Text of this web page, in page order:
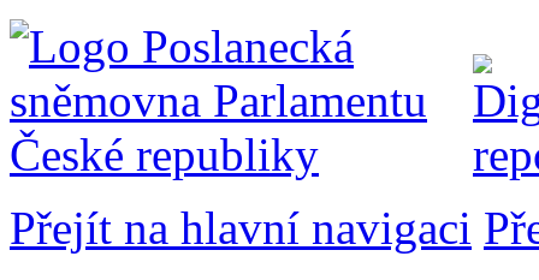
Přejít na hlavní navigaci